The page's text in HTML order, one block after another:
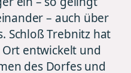
– auch über
Schloß Trebnitz hat
entwickelt und
des Dorfes und